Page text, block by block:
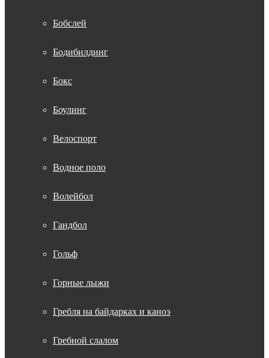
Бобслей
Бодибилдинг
Бокс
Боулинг
Велоспорт
Водное поло
Волейбол
Гандбол
Гольф
Горные лыжи
Гребля на байдарках и каноэ
Гребной слалом